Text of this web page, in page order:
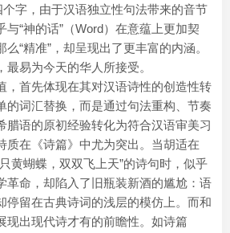
个字，由于汉语独立性句法带来的音节
与“神的话”（Word）在意蕴上更加契
“精准”，却呈现出了更丰富的内涵。
易为今天的华人所接受。
，首先体现在其对汉语诗性的创造性转
的词汇替换，而是通过句法重构、节奏
腊语的原初经验转化为符合汉语审美习
质在《诗篇》中尤为突出。当胡适在
黄蝴蝶，双双飞上天”的诗句时，似乎
革命，却陷入了旧瓶装新酒的尴尬：语
停留在古典诗词的浅层的模仿上。而和
现出现代诗才有的前瞻性。如诗篇